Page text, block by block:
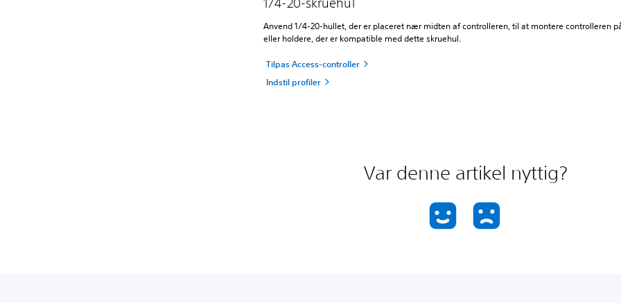
Anvend 1/4-20-hullet, der er placeret nær midten af controlleren, til at montere controlleren
eller holdere, der er kompatible med dette skruehul.
Tilpas Access-controller
Indstil profiler
Var denne artikel nyttig?